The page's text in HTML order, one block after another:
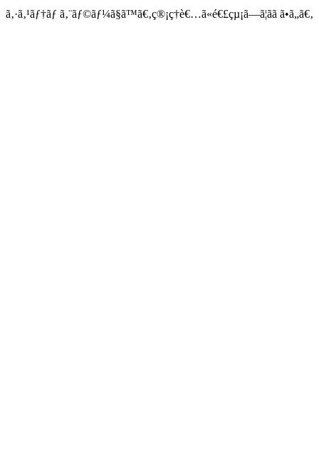
ã‚·ã‚¹ãƒ†ãƒ ã‚¨ãƒ©ãƒ¼ã§ã™ã€‚ç®¡ç†è€…ã«é€£çµ¡ã—ã¦ãã ã•ã„ã€‚